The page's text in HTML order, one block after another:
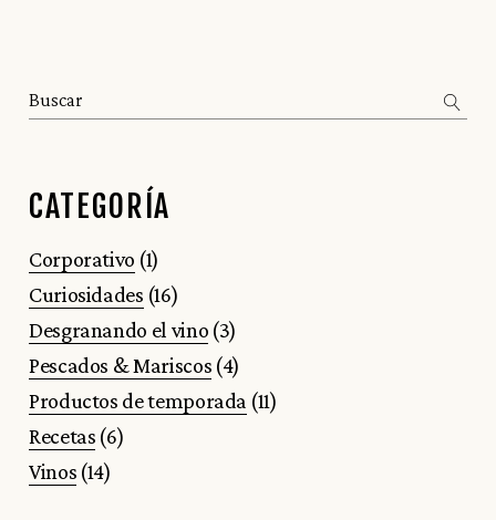
Search
CATEGORÍA
Corporativo (1)
Curiosidades (16)
Desgranando el vino (3)
Pescados & Mariscos (4)
Productos de temporada (11)
Recetas (6)
Vinos (14)